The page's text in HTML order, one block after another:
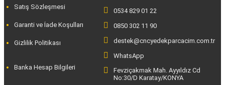
Satış Sözleşmesi
Garanti ve İade Koşulları
Gizlilik Politikası
Banka Hesap Bilgileri
0534 829 01 22
0850 302 11 90
destek@cncyedekparcacim.com.tr
WhatsApp
Fevziçakmak Mah. Ayyıldız Cd
No:30/D Karatay/KONYA